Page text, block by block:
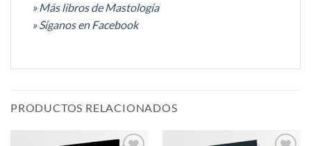
» Más libros de Mastología
» Síganos en Facebook
PRODUCTOS RELACIONADOS